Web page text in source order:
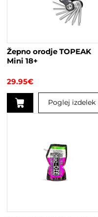
Žepno orodje TOPEAK
Mini 18+
29.95€
Poglej izdelek